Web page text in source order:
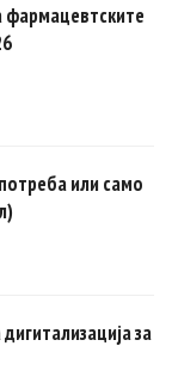
фармацевтските
или само
за